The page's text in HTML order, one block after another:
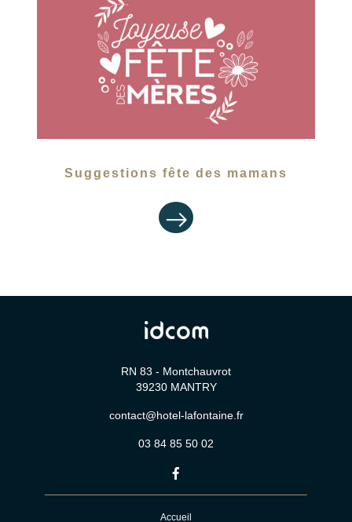
Suggestions fête des mamans
RN 83 - Montchauvrot
39230 MANTRY
contact@hotel-lafontaine.fr
03 84 85 50 02
Accueil